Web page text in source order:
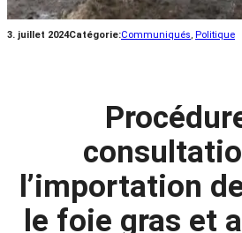
3. juillet 2024Catégorie:Communiqués, Politique
l’importation
le foie gras et